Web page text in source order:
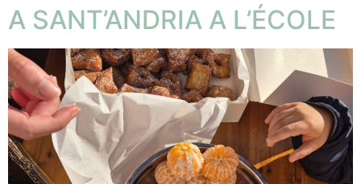
A SANT’ANDRIA A L’ÉCOLE